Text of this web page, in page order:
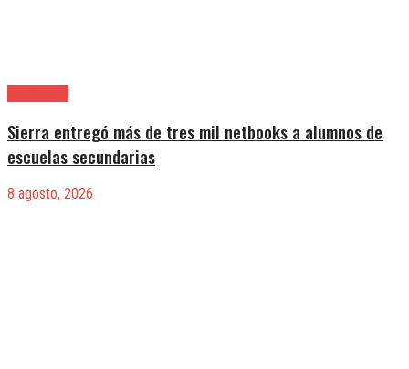
Sierra entregó más de tres mil netbooks a alumnos de
escuelas secundarias
8 agosto, 2026